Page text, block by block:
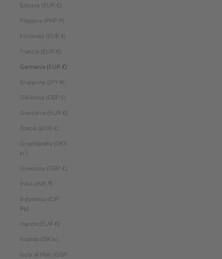
Estonia (EUR €)
Filippine (PHP ₱)
Finlandia (EUR €)
Francia (EUR €)
Germania (EUR €)
Giappone (JPY ¥)
Gibilterra (GBP £)
Giordania (EUR €)
Grecia (EUR €)
Groenlandia (DKK
kr.)
Guernsey (GBP £)
India (INR ₹)
Indonesia (IDR
Rp)
Irlanda (EUR €)
Islanda (ISK kr)
Isola di Man (GBP